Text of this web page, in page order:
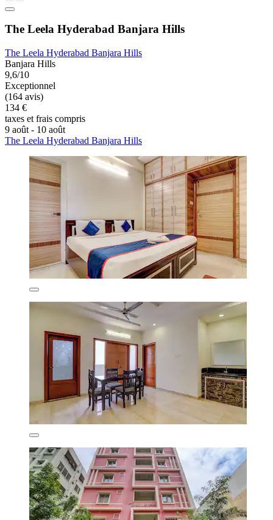
The Leela Hyderabad Banjara Hills
The Leela Hyderabad Banjara Hills
Banjara Hills
9,6/10
Exceptionnel
(164 avis)
134 €
taxes et frais compris
9 août - 10 août
The Leela Hyderabad Banjara Hills